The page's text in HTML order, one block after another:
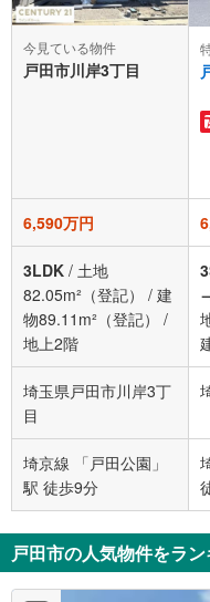
今見ている物件
戸田市川岸3丁目
6,590万円
3LDK / 土地
82.05m²（登記）
/ 建
物89.11m²（登記）
/
地上2階
埼玉県戸田市川岸3丁
目
埼京線 「戸田公園」
駅 徒歩9分
戸田市の人気物件をラ